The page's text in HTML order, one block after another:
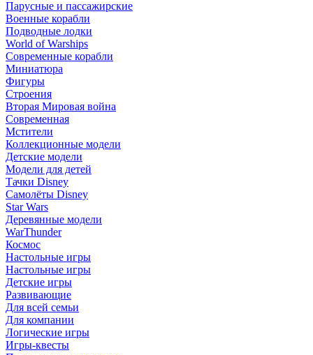
Парусные и пассажирские
Военные корабли
Подводные лодки
World of Warships
Современные корабли
Миниатюра
Фигуры
Строения
Вторая Мировая война
Современная
Мстители
Коллекционные модели
Детские модели
Модели для детей
Тачки Disney
Самолёты Disney
Star Wars
Деревянные модели
WarThunder
Космос
Настольные игры
Настольные игры
Детские игры
Развивающие
Для всей семьи
Для компании
Логические игры
Игры-квесты